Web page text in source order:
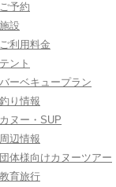
ご予約
施設
ご利用料金
テント
バーベキュープラン
釣り情報
カヌー・SUP
周辺情報
団体様向けカヌーツアー
教育旅行